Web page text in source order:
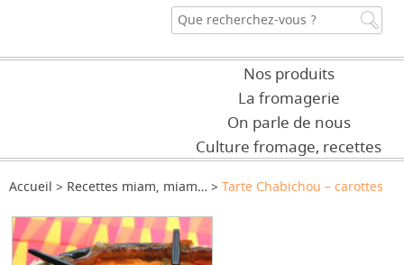
Nos produits
La fromagerie
On parle de nous
Culture fromage, recettes
Accueil Recettes miam, miam… Tarte Chabichou – carottes